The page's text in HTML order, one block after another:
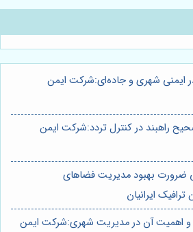
ایمنی شهری و جاده‌ای:شرکت ایمن
راهبند در کنترل تردد:شرکت ایمن
ضرورت بهبود مدیریت فضاهای
ایرانیان
و اهمیت آن در مدیریت شهری:شرکت ایمن